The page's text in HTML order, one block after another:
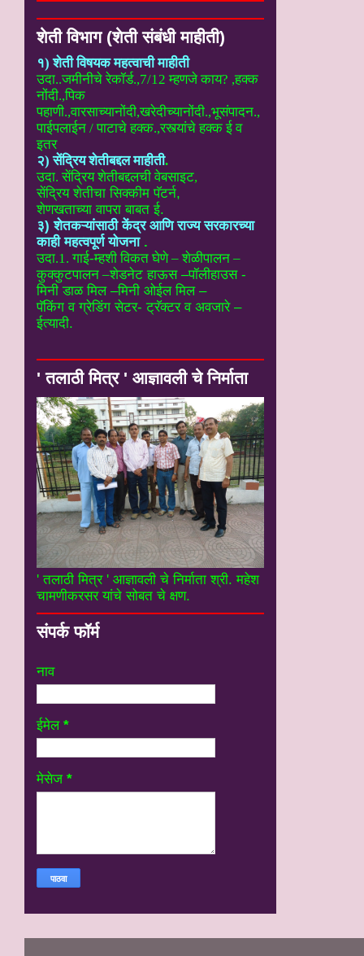
शेती विभाग (शेती संबंधी माहीती)
१) शेती विषयक महत्वाची माहीती
उदा..जमीनीचे रेकॉर्ड.,7/12 म्हणजे काय? ,हक्क
नोंदी.,पिक
पहाणी.,वारसाच्यानोंदी,खरेदीच्यानोंदी.,भूसंपादन.,
पाईपलाईन / पाटाचे हक्क.,रस्त्यांचे हक्क ईव
इतर
२) सेंद्रिय शेतीबद्दल माहीती.
उदा. सेंद्रिय शेतीबद्दलची वेबसाइट,
सेंद्रिय शेतीचा सिक्कीम पॅटर्न,
शेणखताच्या वापरा बाबत ई.
३) शेतकऱ्यांसाठी केंद्र आणि राज्य सरकारच्या
काही महत्वपूर्ण योजना.
उदा.1. गाई-म्हशी विकत घेणे – शेळीपालन –
कुक्कुटपालन –शेडनेट हाऊस –पॉलीहाउस -
मिनी डाळ मिल –मिनी ओईल मिल –
पॅकिंग व ग्रेडिंग सेटर- ट्रॅक्टर व अवजारे –
ईत्यादी.
' तलाठी मित्र ' आज्ञावली चे निर्माता
' तलाठी मित्र ' आज्ञावली चे निर्माता श्री. महेश
चामणीकरसर यांचे सोबत चे क्षण.
संपर्क फॉर्म
नाव
ईमेल *
मेसेज *